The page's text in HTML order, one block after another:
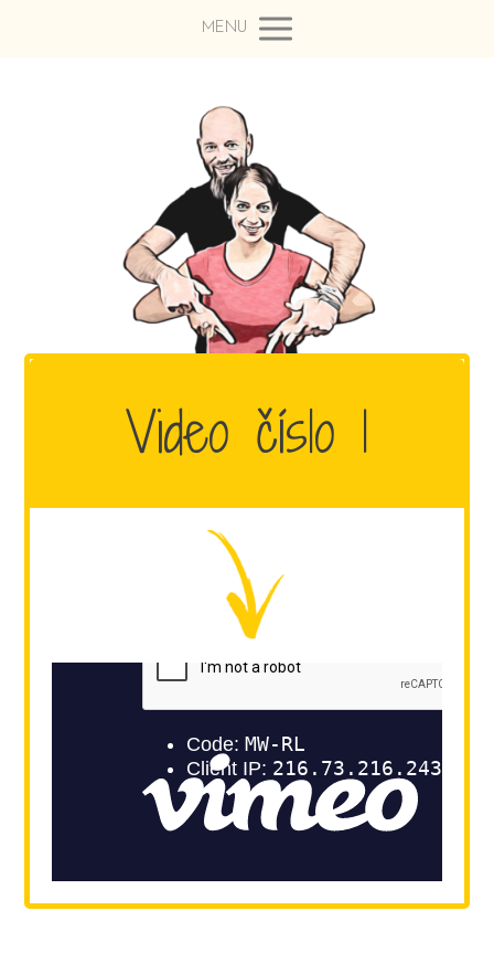
MENU
Video číslo 1